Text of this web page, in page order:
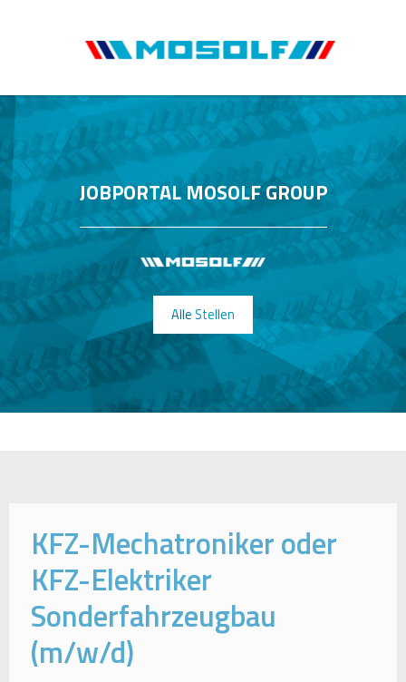
JOBPORTAL MOSOLF GROUP
Alle Stellen
KFZ-Mechatroniker oder
KFZ-Elektriker
Sonderfahrzeugbau
(m/w/d)